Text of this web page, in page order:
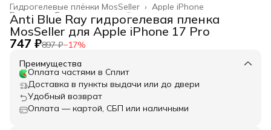
Apple iPhone
Гидрогелевые плёнки MosSeller ›
Гидрогелевые плёнки ›
Главная ›
Anti Blue Ray гидрогелевая пленка
MosSeller для Apple iPhone 17 Pro
747 ₽897 ₽−17%
Преимущества
Оплата частями в Сплит
Доставка в пункты выдачи или до двери
Удобный возврат
Оплата — картой, СБП или наличными